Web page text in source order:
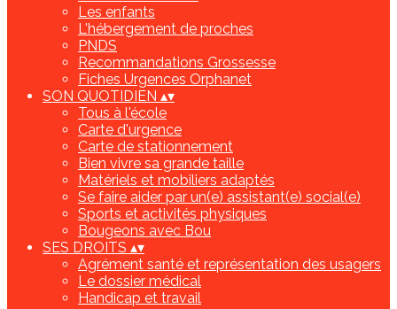
Les enfants
L'hébergement de proches
PNDS
Recommandations Grossesse
Fiches Urgences Orphanet
SON QUOTIDIEN ▴▾
Tous à l'école
Carte d'urgence
Carte de stationnement
Bien vivre sa grande taille
Matériels et mobiliers adaptés
Se faire aider par un(e) assistant(e) social(e)
Sports et activités physiques
Bougeons avec Bou
SES DROITS ▴▾
Agrément santé et représentation des usagers
Le dossier médical
Handicap et travail